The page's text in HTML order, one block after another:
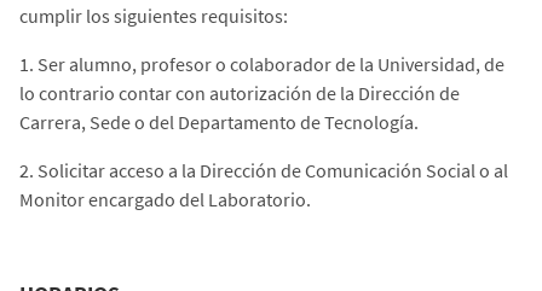
cumplir los siguientes requisitos:
1. Ser alumno, profesor o colaborador de la Universidad, de
lo contrario contar con autorización de la Dirección de
Carrera, Sede o del Departamento de Tecnología.
2. Solicitar acceso a la Dirección de Comunicación Social o al
Monitor encargado del Laboratorio.